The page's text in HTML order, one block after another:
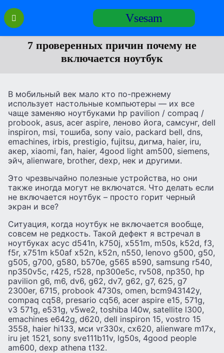
Перейти
содержанию
Vsesam
7 проверенных причин почему не
включается ноутбук
В мобильный век мало кто по-прежнему
использует настольные компьютеры — их все
чаще заменяю ноутбуками hp pavilion / compaq /
probook, asus, acer aspire, леново йога, самсунг, dell
inspiron, msi, тошиба, sony vaio, packard bell, dns,
emachines, irbis, prestigio, fujitsu, дигма, haier, iru,
акер, xiaomi, fan, haier, 4good light am500, siemens,
эйч, alienware, brother, dexp, нек и другими.
Это чрезвычайно полезные устройства, но они
также иногда могут не включатся. Что делать если
не включается ноутбук – просто горит черный
экран и все?
Ситуация, когда ноутбук не включается вообще,
совсем не редкость. Такой дефект я встречал в
ноутбуках асус d541n, k750j, x551m, m50s, k52d, f3,
f5r, x751m k50af x52n, k52n, n550, lenovo g500, g50,
g505, g700, g580, b570e, g565 в590, samsung r540,
np350v5c, r425, r528, np300e5c, rv508, np350, hp
pavilion g6, m6, dv6, g62, dv7, g62, g7, 625, g7
2300er, 6715, probook 4730s, omen, bcm943142y,
compaq cq58, presario cq56, acer aspire e15, 571g,
v3 571g, e531g, v5we2, toshiba l40w, satellite l300,
emachines e642g, d620, dell inspiron 15, vostro 15
3558, haier hi133, мси vr330x, cx620, alienware m17x,
iru jet 1521, sony sve111b11v, lg50s, 4good people
am600, dexp athena t132.